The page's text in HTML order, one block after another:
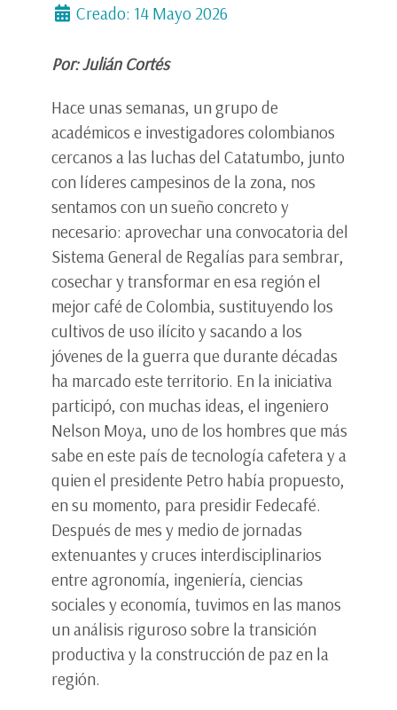
Creado: 14 Mayo 2026
Por: Julián Cortés
Hace unas semanas, un grupo de
académicos e investigadores colombianos
cercanos a las luchas del Catatumbo, junto
con líderes campesinos de la zona, nos
sentamos con un sueño concreto y
necesario: aprovechar una convocatoria del
Sistema General de Regalías para sembrar,
cosechar y transformar en esa región el
mejor café de Colombia, sustituyendo los
cultivos de uso ilícito y sacando a los
jóvenes de la guerra que durante décadas
ha marcado este territorio. En la iniciativa
participó, con muchas ideas, el ingeniero
Nelson Moya, uno de los hombres que más
sabe en este país de tecnología cafetera y a
quien el presidente Petro había propuesto,
en su momento, para presidir Fedecafé.
Después de mes y medio de jornadas
extenuantes y cruces interdisciplinarios
entre agronomía, ingeniería, ciencias
sociales y economía, tuvimos en las manos
un análisis riguroso sobre la transición
productiva y la construcción de paz en la
región.